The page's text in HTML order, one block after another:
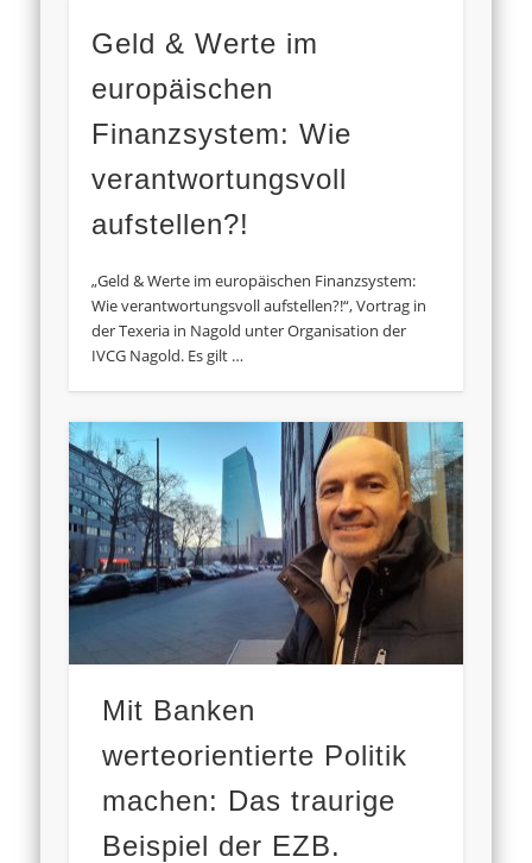
Geld & Werte im
europäischen
Finanzsystem: Wie
verantwortungsvoll
aufstellen?!
„Geld & Werte im europäischen Finanzsystem:
Wie verantwortungsvoll aufstellen?!“, Vortrag in
der Texeria in Nagold unter Organisation der
IVCG Nagold. Es gilt …
Mit Banken
werteorientierte Politik
machen: Das traurige
Beispiel der EZB.